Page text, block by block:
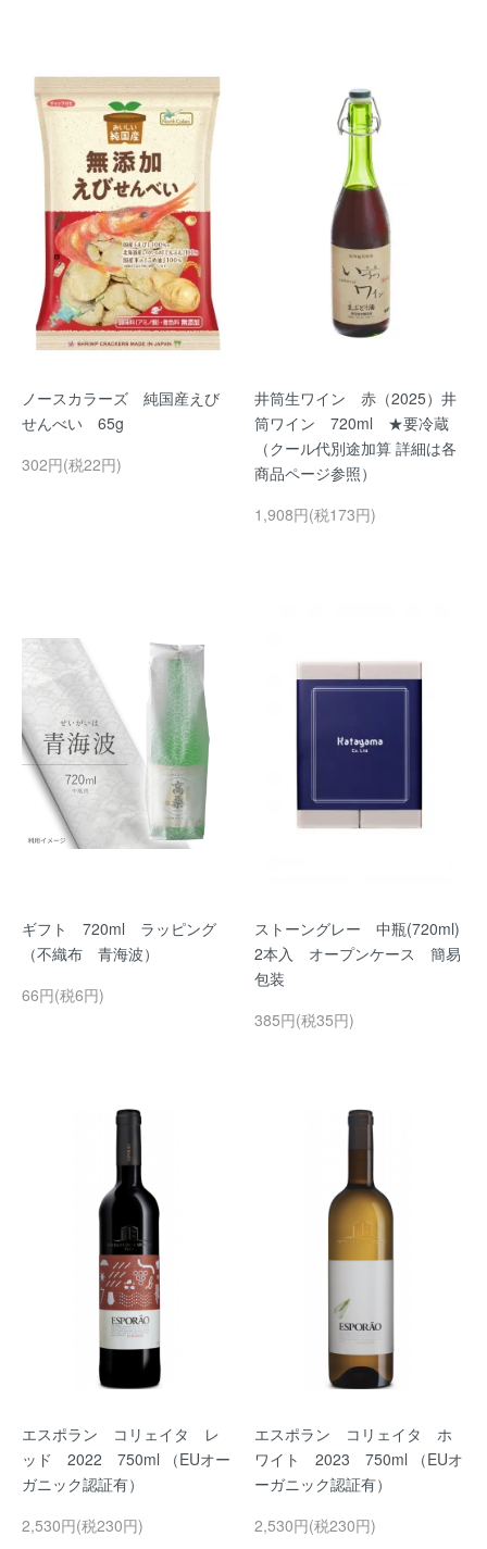
ノースカラーズ 純国産えび
せんべい 65g
302円(税22円)
井筒生ワイン 赤（2025）井
筒ワイン 720ml ★要冷蔵
（クール代別途加算 詳細は各
商品ページ参照）
1,908円(税173円)
ギフト 720ml ラッピング
（不織布 青海波）
66円(税6円)
ストーングレー 中瓶(720ml)
2本入 オープンケース 簡易
包装
385円(税35円)
エスポラン コリェイタ レ
ッド 2022 750ml （EUオー
ガニック認証有）
2,530円(税230円)
エスポラン コリェイタ ホ
ワイト 2023 750ml （EUオ
ーガニック認証有）
2,530円(税230円)